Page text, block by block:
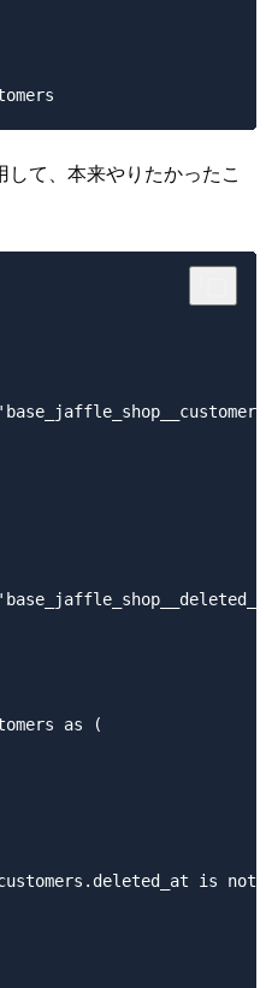
て、本来やりたかったこ
as (
is not